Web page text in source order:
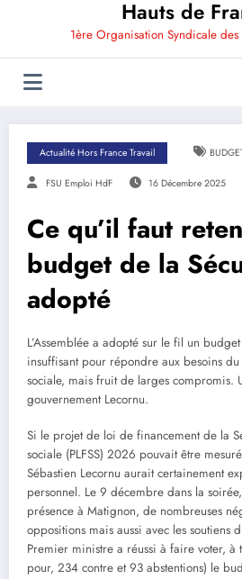
Hauts de
1ère Organisation Syndicale des
Actualité Hors France Travail
FSU Emploi HdF 16 Décembre 2025
Ce qu’il faut
budget de la
adopté
L’Assemblée a adopté sur le fil un
insuffisant pour répondre aux besoins
sociale, mais fruit de larges compromis.
gouvernement Lecornu.
Si le projet de loi de financement de la
sociale (PLFSS) 2026 pouvait être
Sébastien Lecornu aurait certainement
personnel. Le 9 décembre dans la
présence à Matignon, de nombreuses
oppositions mais aussi avec les soutiens
Premier ministre a réussi à faire voter,
pour, 234 contre et 93 abstentions) le